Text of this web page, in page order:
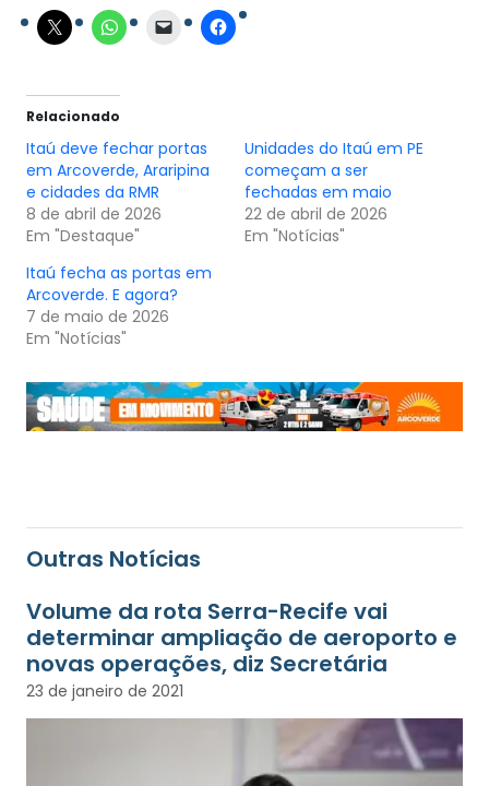
Relacionado
Itaú deve fechar portas
em Arcoverde, Araripina
e cidades da RMR
8 de abril de 2026
Em "Destaque"
Unidades do Itaú em PE
começam a ser
fechadas em maio
22 de abril de 2026
Em "Notícias"
Itaú fecha as portas em
Arcoverde. E agora?
7 de maio de 2026
Em "Notícias"
Outras Notícias
Volume da rota Serra-Recife vai
determinar ampliação de aeroporto e
novas operações, diz Secretária
23 de janeiro de 2021